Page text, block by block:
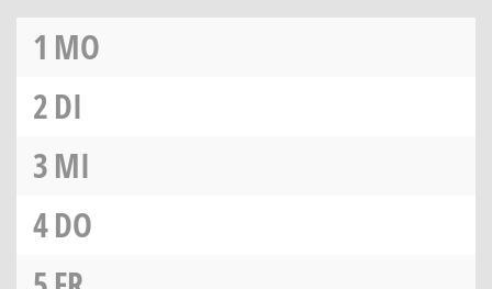
1 MO
2DI
3MI
4DO